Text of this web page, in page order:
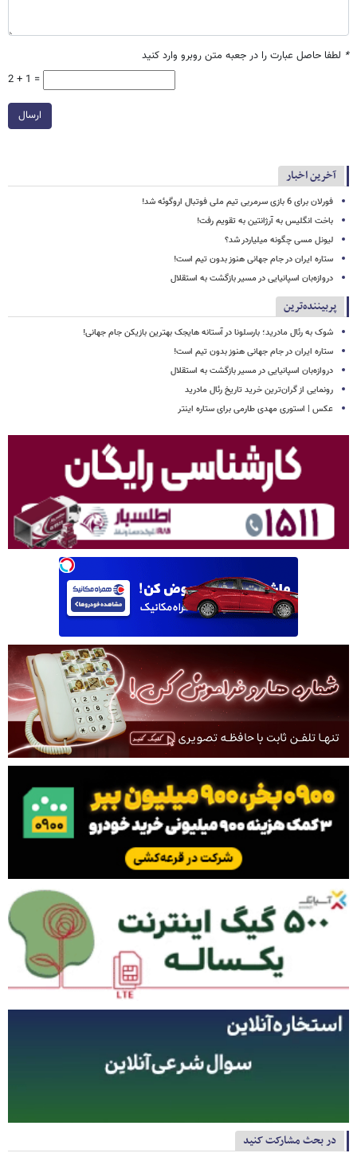
* لطفا حاصل عبارت را در جعبه متن روبرو وارد کنید
2 + 1 =
ارسال
آخرین اخبار
فورلان برای 6 بازی سرمربی تیم ملی فوتبال اروگوئه شد!
باخت انگلیس به آرژانتین به تقویم رفت!
لیونل مسی چگونه میلیاردر شد؟
ستاره ایران در جام جهانی هنوز بدون تیم است!
دروازه‌بان اسپانیایی در مسیر بازگشت به استقلال
پربیننده‌ترین
شوک به رئال مادرید؛ بارسلونا در آستانه هایجک بهترین بازیکن جام جهانی!
ستاره ایران در جام جهانی هنوز بدون تیم است!
دروازه‌بان اسپانیایی در مسیر بازگشت به استقلال
رونمایی از گران‌ترین خرید تاریخ رئال مادرید
عکس | استوری مهدی طارمی برای ستاره اینتر
در بحث مشارکت کنید